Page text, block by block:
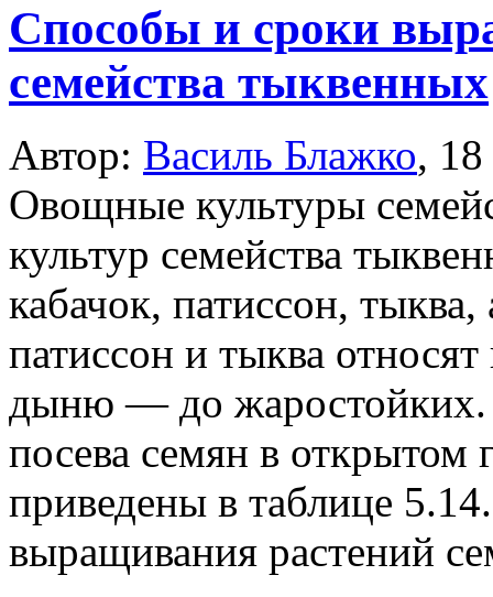
Способы и сроки
семейства тыквенных
Автор: Василь Блажко,
Овощные культуры
культур семейства
кабачок, патиссон,
патиссон и тыква
дыню — до жаростойких.
посева семян в открытом
приведены в таблице
выращивания растений